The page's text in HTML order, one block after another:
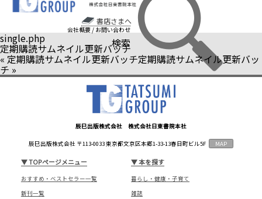
書店さまへ
会社概要 / お問い合わせ
検索
single.php
定期購読サムネイル更新バッチ
« 定期購読サムネイル更新バッチ定期購読サムネイル更新バッ
チ »
辰巳出版株式会社 株式会社日東書院本社
辰巳出版株式会社 〒113-0033 東京都文京区本郷1-33-13春日町ビル5F MAP
▼TOPページメニュー
おすすめ・ベストセラー一覧
新刊一覧
▼本を探す
暮らし・健康・子育て
雑誌